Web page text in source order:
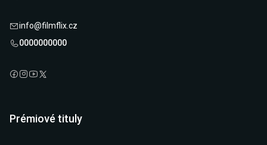
info@filmflix.cz
0000000000
Prémiové tituly